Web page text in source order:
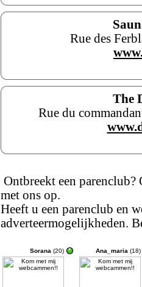
Rue des
The
Rue du
Ontbreekt een
met ons op.
Heeft u een parenclub en
adverteermogelijkheden.